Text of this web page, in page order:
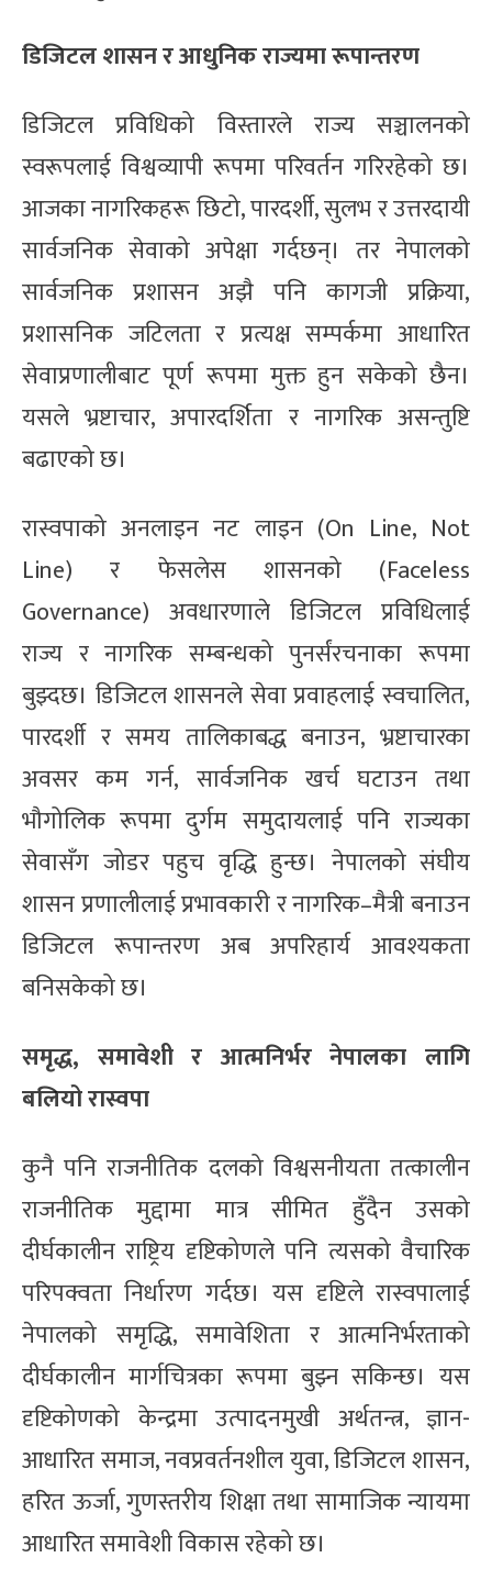
डिजिटल शासन र आधुनिक राज्यमा रूपान्तरण
डिजिटल प्रविधिको विस्तारले राज्य सञ्चालनको
स्वरूपलाई विश्वव्यापी रूपमा परिवर्तन गरिरहेको छ।
आजका नागरिकहरू छिटो, पारदर्शी, सुलभ र उत्तरदायी
सार्वजनिक सेवाको अपेक्षा गर्दछन्। तर नेपालको
सार्वजनिक प्रशासन अझै पनि कागजी प्रक्रिया,
प्रशासनिक जटिलता र प्रत्यक्ष सम्पर्कमा आधारित
सेवाप्रणालीबाट पूर्ण रूपमा मुक्त हुन सकेको छैन।
यसले भ्रष्टाचार, अपारदर्शिता र नागरिक असन्तुष्टि
बढाएको छ।
रास्वपाको अनलाइन नट लाइन (On Line, Not
Line) र फेसलेस शासनको (Faceless
Governance) अवधारणाले डिजिटल प्रविधिलाई
राज्य र नागरिक सम्बन्धको पुनर्संरचनाका रूपमा
बुझ्दछ। डिजिटल शासनले सेवा प्रवाहलाई स्वचालित,
पारदर्शी र समय तालिकाबद्ध बनाउन, भ्रष्टाचारका
अवसर कम गर्न, सार्वजनिक खर्च घटाउन तथा
भौगोलिक रूपमा दुर्गम समुदायलाई पनि राज्यका
सेवासँग जोडर पहुच वृद्धि हुन्छ। नेपालको संघीय
शासन प्रणालीलाई प्रभावकारी र नागरिक–मैत्री बनाउन
डिजिटल रूपान्तरण अब अपरिहार्य आवश्यकता
बनिसकेको छ।
समृद्ध, समावेशी र आत्मनिर्भर नेपालका लागि
बलियो रास्वपा
कुनै पनि राजनीतिक दलको विश्वसनीयता तत्कालीन
राजनीतिक मुद्दामा मात्र सीमित हुँदैन उसको
दीर्घकालीन राष्ट्रिय दृष्टिकोणले पनि त्यसको वैचारिक
परिपक्वता निर्धारण गर्दछ। यस दृष्टिले रास्वपालाई
नेपालको समृद्धि, समावेशिता र आत्मनिर्भरताको
दीर्घकालीन मार्गचित्रका रूपमा बुझ्न सकिन्छ। यस
दृष्टिकोणको केन्द्रमा उत्पादनमुखी अर्थतन्त्र, ज्ञान-
आधारित समाज, नवप्रवर्तनशील युवा, डिजिटल शासन,
हरित ऊर्जा, गुणस्तरीय शिक्षा तथा सामाजिक न्यायमा
आधारित समावेशी विकास रहेको छ।